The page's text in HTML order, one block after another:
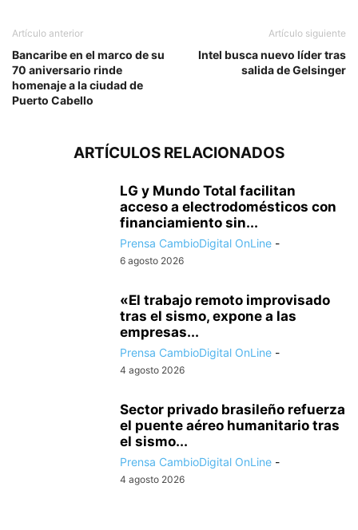
Artículo anterior
Bancaribe en el marco de su
70 aniversario rinde
homenaje a la ciudad de
Puerto Cabello
Artículo siguiente
Intel busca nuevo líder tras
salida de Gelsinger
ARTÍCULOS RELACIONADOS
LG y Mundo Total facilitan
acceso a electrodomésticos con
financiamiento sin...
Prensa CambioDigital OnLine -
6 agosto 2026
«El trabajo remoto improvisado
tras el sismo, expone a las
empresas...
Prensa CambioDigital OnLine -
4 agosto 2026
Sector privado brasileño refuerza
el puente aéreo humanitario tras
el sismo...
Prensa CambioDigital OnLine -
4 agosto 2026